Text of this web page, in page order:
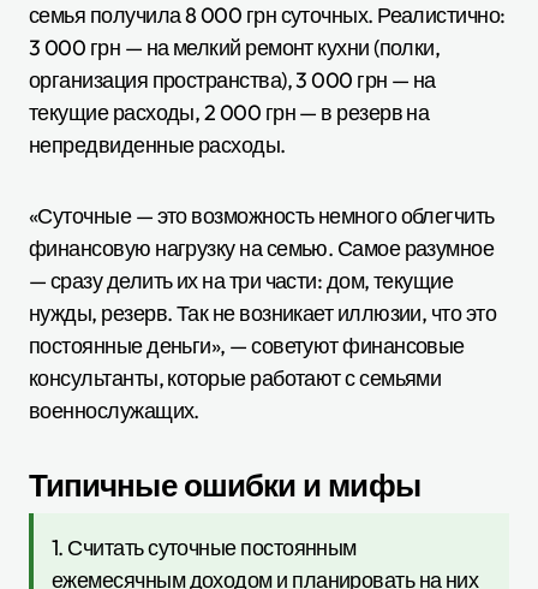
семья получила 8 000 грн суточных. Реалистично:
3 000 грн — на мелкий ремонт кухни (полки,
организация пространства), 3 000 грн — на
текущие расходы, 2 000 грн — в резерв на
непредвиденные расходы.
«Суточные — это возможность немного облегчить
финансовую нагрузку на семью. Самое разумное
— сразу делить их на три части: дом, текущие
нужды, резерв. Так не возникает иллюзии, что это
постоянные деньги», — советуют финансовые
консультанты, которые работают с семьями
военнослужащих.
Типичные ошибки и мифы
1. Считать суточные постоянным
ежемесячным доходом и планировать на них